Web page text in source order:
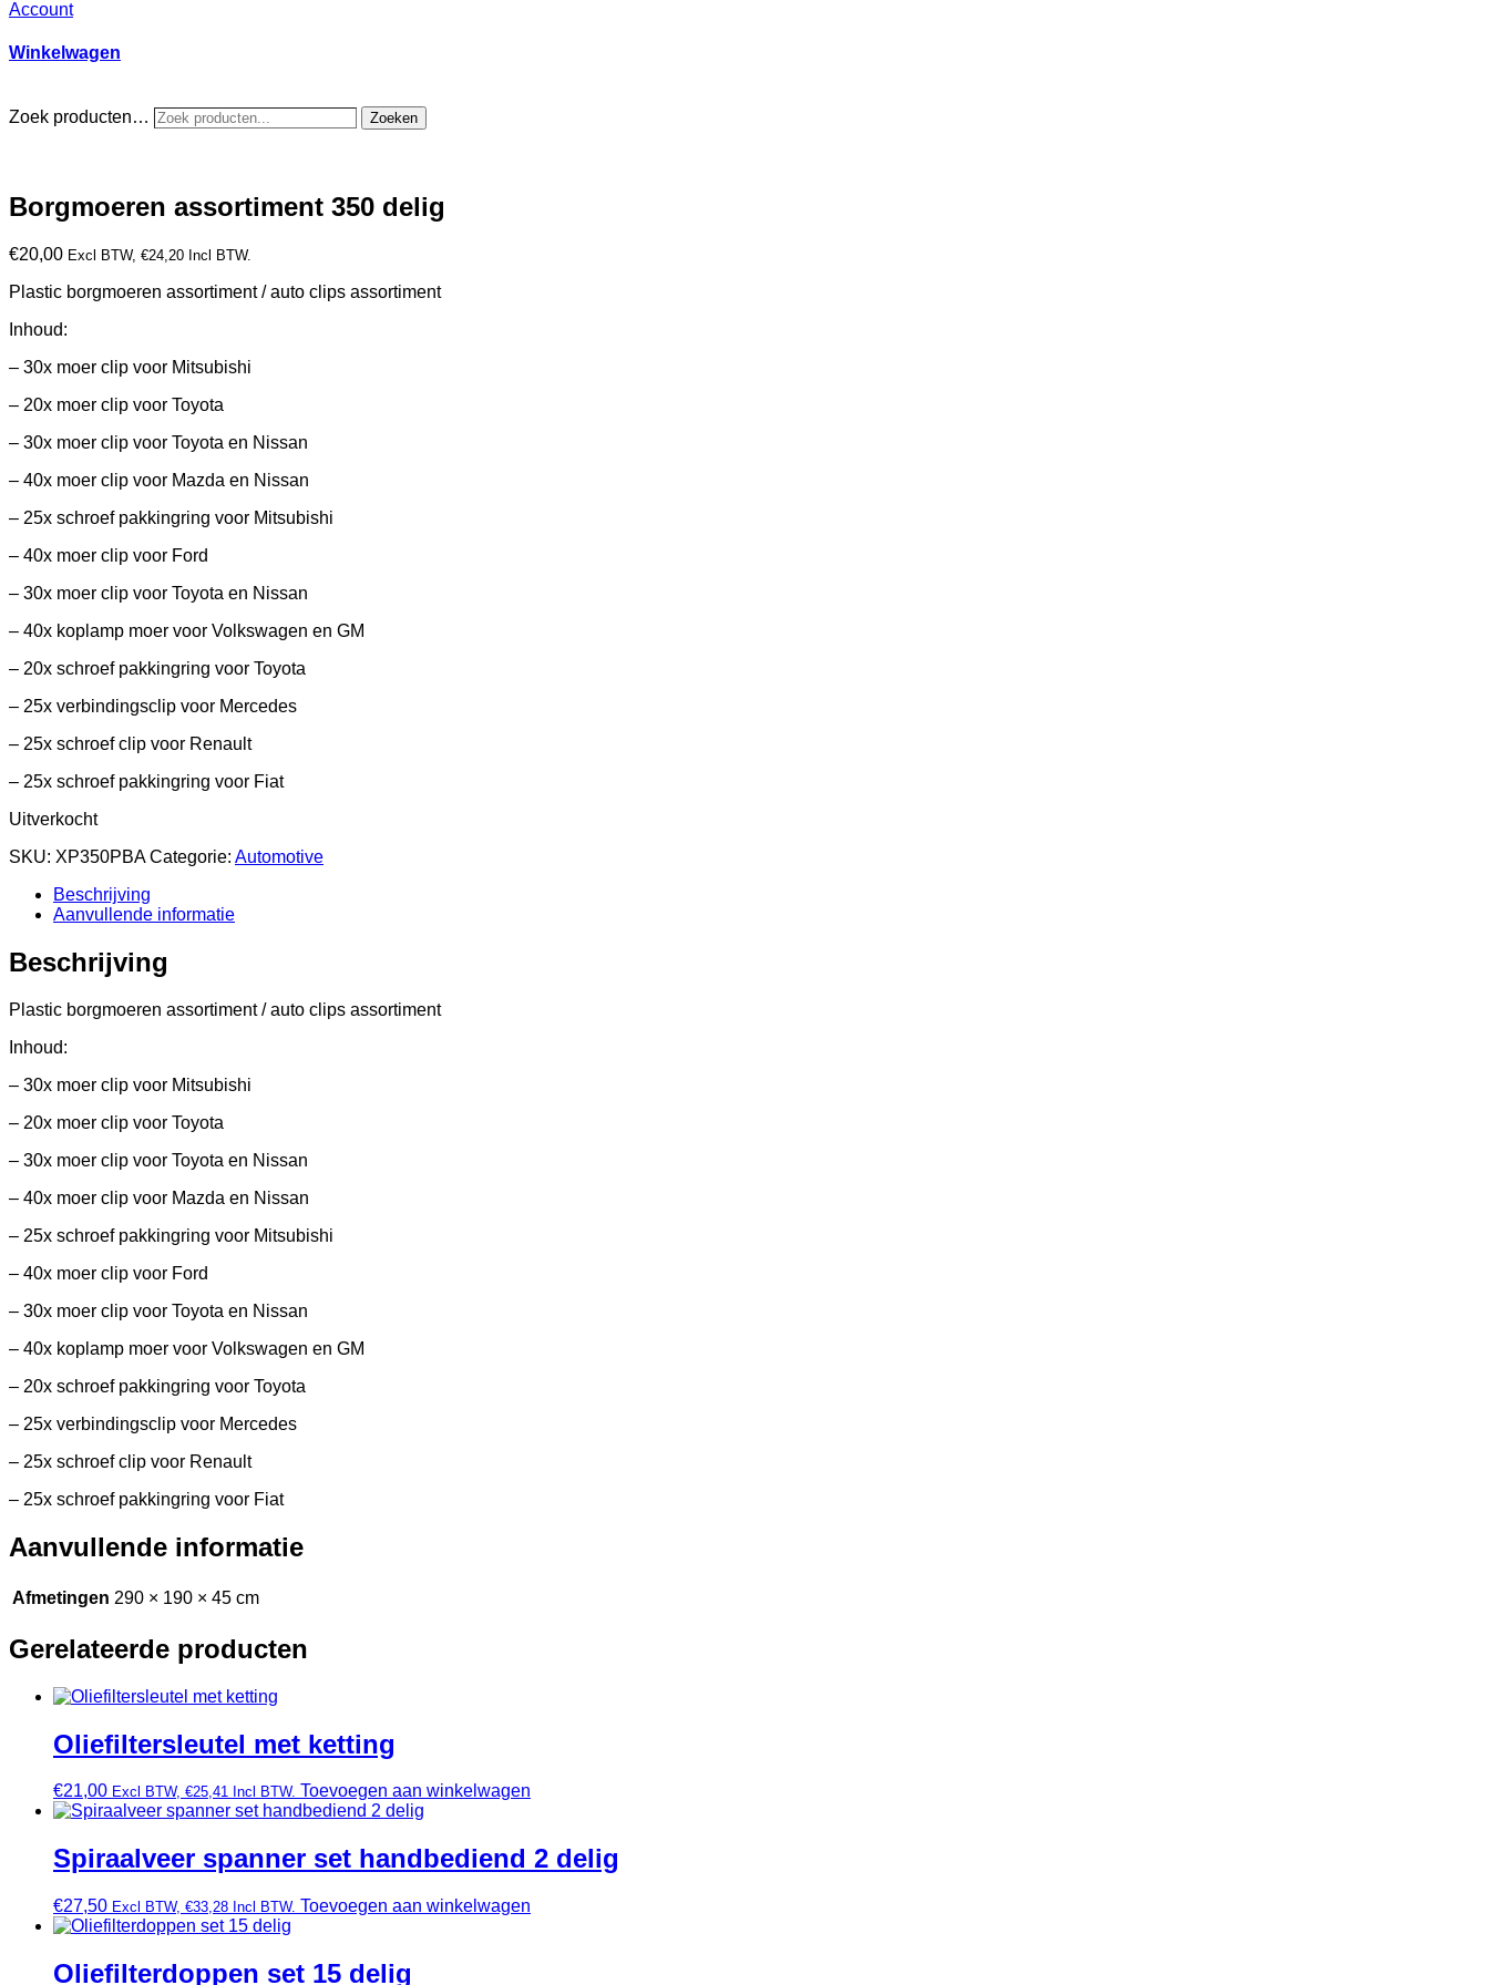
Account
Winkelwagen
Zoek producten… Zoeken
Borgmoeren assortiment 350 delig
€20,00 Excl BTW, €24,20 Incl BTW.
Plastic borgmoeren assortiment / auto clips assortiment
Inhoud:
– 30x moer clip voor Mitsubishi
– 20x moer clip voor Toyota
– 30x moer clip voor Toyota en Nissan
– 40x moer clip voor Mazda en Nissan
– 25x schroef pakkingring voor Mitsubishi
– 40x moer clip voor Ford
– 30x moer clip voor Toyota en Nissan
– 40x koplamp moer voor Volkswagen en GM
– 20x schroef pakkingring voor Toyota
– 25x verbindingsclip voor Mercedes
– 25x schroef clip voor Renault
– 25x schroef pakkingring voor Fiat
Uitverkocht
SKU: XP350PBA Categorie: Automotive
Beschrijving
Aanvullende informatie
Beschrijving
Plastic borgmoeren assortiment / auto clips assortiment
Inhoud:
– 30x moer clip voor Mitsubishi
– 20x moer clip voor Toyota
– 30x moer clip voor Toyota en Nissan
– 40x moer clip voor Mazda en Nissan
– 25x schroef pakkingring voor Mitsubishi
– 40x moer clip voor Ford
– 30x moer clip voor Toyota en Nissan
– 40x koplamp moer voor Volkswagen en GM
– 20x schroef pakkingring voor Toyota
– 25x verbindingsclip voor Mercedes
– 25x schroef clip voor Renault
– 25x schroef pakkingring voor Fiat
Aanvullende informatie
Afmetingen 290 × 190 × 45 cm
Gerelateerde producten
Oliefiltersleutel met ketting
€21,00 Excl BTW, €25,41 Incl BTW. Toevoegen aan winkelwagen
Spiraalveer spanner set handbediend 2 delig
€27,50 Excl BTW, €33,28 Incl BTW. Toevoegen aan winkelwagen
Oliefilterdoppen set 15 delig